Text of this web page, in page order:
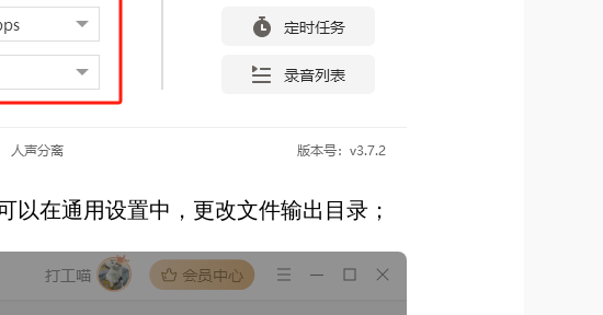
以在通用设置中，更改文件输出目录；